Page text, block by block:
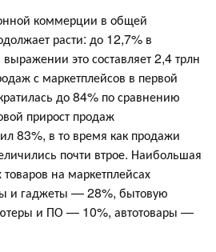
коммерции в общей
расти: до 12,7% в
это составляет 2,4 трлн
с маркетплейсов в первой
до 84% по сравнению
прирост продаж
83%, в то время как продажи
почти втрое​​. Наибольшая
на маркетплейсах
и гаджеты — 28%, бытовую
и ПО — 10%, автотовары —